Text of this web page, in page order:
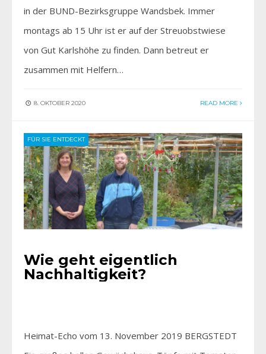
in der BUND-Bezirksgruppe Wandsbek. Immer
montags ab 15 Uhr ist er auf der Streuobstwiese
von Gut Karlshöhe zu finden. Dann betreut er
zusammen mit Helfern…
8. OKTOBER 2020 READ MORE
FÜR SIE ENTDECKT
Wie geht eigentlich
Nachhaltigkeit?
Heimat-Echo vom 13. November 2019 BERGSTEDT